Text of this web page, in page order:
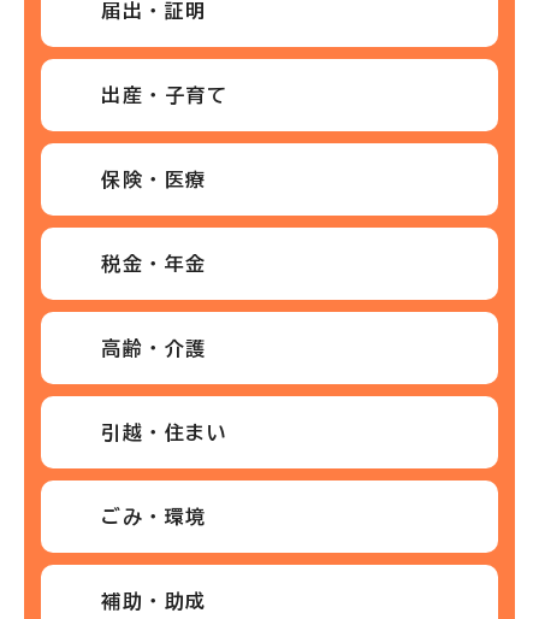
届出・証明
出産・子育て
保険・医療
税金・年金
高齢・介護
引越・住まい
ごみ・環境
補助・助成